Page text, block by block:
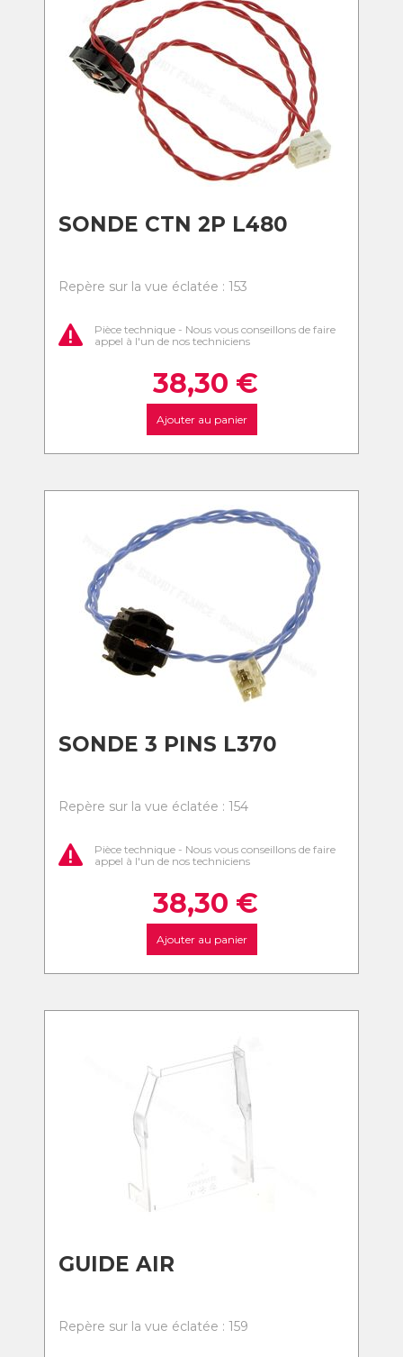
SONDE CTN 2P L480
Repère sur la vue éclatée : 153
Pièce technique - Nous vous conseillons de faire
appel à l'un de nos techniciens
38,30 €
Ajouter au panier
SONDE 3 PINS L370
Repère sur la vue éclatée : 154
Pièce technique - Nous vous conseillons de faire
appel à l'un de nos techniciens
38,30 €
Ajouter au panier
GUIDE AIR
Repère sur la vue éclatée : 159